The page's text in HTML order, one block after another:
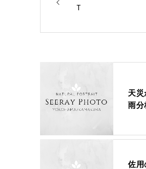
Ｔ
天
雨分
佐用